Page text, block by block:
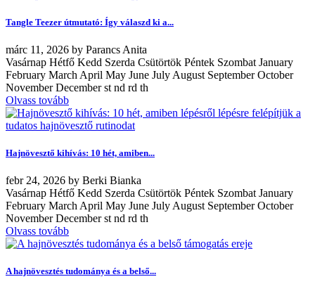
Tangle Teezer útmutató: Így válaszd ki a...
márc 11, 2026 by Parancs Anita
Vasárnap Hétfő Kedd Szerda Csütörtök Péntek Szombat January
February March April May June July August September October
November December st nd rd th
Olvass tovább
Hajnövesztő kihívás: 10 hét, amiben...
febr 24, 2026 by Berki Bianka
Vasárnap Hétfő Kedd Szerda Csütörtök Péntek Szombat January
February March April May June July August September October
November December st nd rd th
Olvass tovább
A hajnövesztés tudománya és a belső...